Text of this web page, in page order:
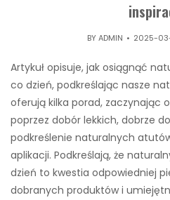
BYADMIN 2025-
Artykuł opisuje, jak osiągnąć
co dzień, podkreślając nasze
oferują kilka porad, zaczynając
poprzez dobór lekkich, dobrze
podkreślenie naturalnych
aplikacji. Podkreślają, że
dzień to kwestia odpowiedniej
dobranych produktów i